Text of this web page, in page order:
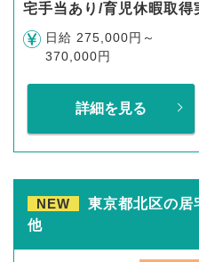
宅手当あり/育児休暇取得
日給 275,000円～
370,000円
詳細を見る
NEW
東京都北区の居
他